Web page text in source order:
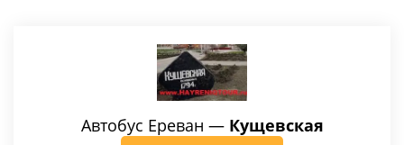
Автобус Ереван — Кущевская